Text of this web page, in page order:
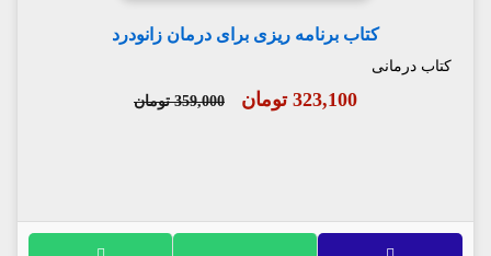
کتاب برنامه ریزی برای درمان زانودرد
کتاب درمانی
323,100 تومان 359,000 تومان